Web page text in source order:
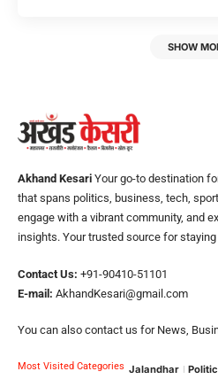
SHOW
Akhand Kesari Your go-to destination
that spans politics, business, tech,
engage with a vibrant community, and
insights. Your trusted source for
Contact Us: +91-90410-51101
E-mail: AkhandKesari@gmail.com
You can also contact us for News,
Most Visited Categories Jalandhar